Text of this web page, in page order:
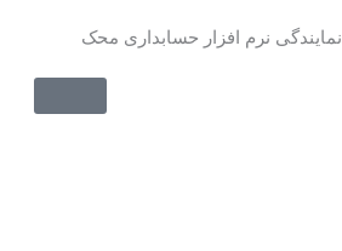
به
نمایندگی نرم افزار حسابداری محک